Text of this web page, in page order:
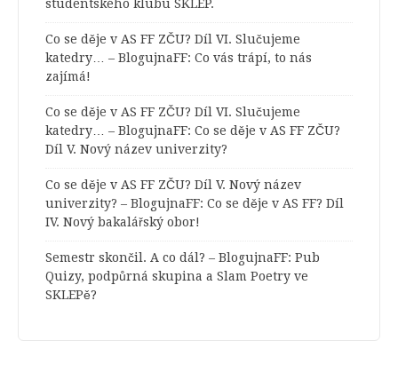
studentského klubu SKLEP.
Co se děje v AS FF ZČU? Díl VI. Slučujeme
katedry… – BlogujnaFF: Co vás trápí, to nás
zajímá!
Co se děje v AS FF ZČU? Díl VI. Slučujeme
katedry… – BlogujnaFF: Co se děje v AS FF ZČU?
Díl V. Nový název univerzity?
Co se děje v AS FF ZČU? Díl V. Nový název
univerzity? – BlogujnaFF: Co se děje v AS FF? Díl
IV. Nový bakalářský obor!
Semestr skončil. A co dál? – BlogujnaFF: Pub
Quizy, podpůrná skupina a Slam Poetry ve
SKLEPě?